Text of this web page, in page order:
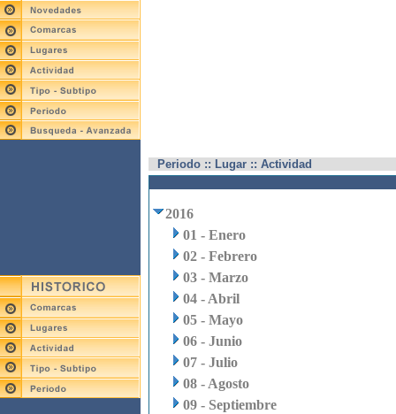
Periodo :: Lugar :: Actividad
2016
01 - Enero
02 - Febrero
03 - Marzo
04 - Abril
05 - Mayo
06 - Junio
07 - Julio
08 - Agosto
09 - Septiembre